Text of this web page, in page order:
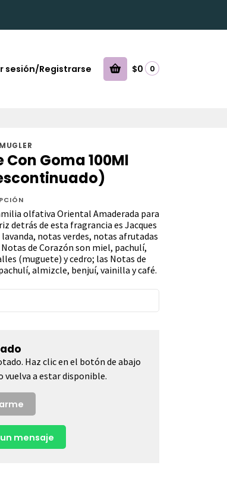
sesión/Registrarse $0 0
Goma 100Ml
olfativa Oriental Amaderada para
detrás de esta fragrancia es Jacques
notas verdes, notas afrutadas
de Corazón son miel, pachulí,
(muguete) y cedro; las Notas de
almizcle, benjuí, vainilla y café.
Haz clic en el botón de abajo
vuelva a estar disponible.
mensaje